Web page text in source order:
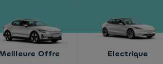
Offre Electrique